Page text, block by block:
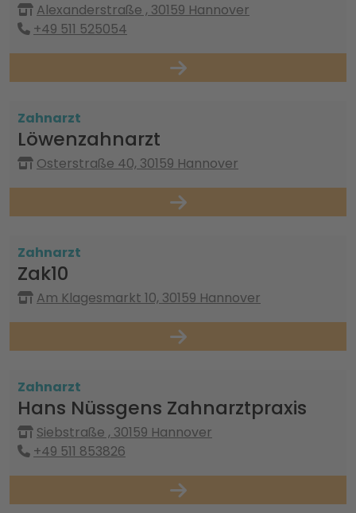
Alexanderstraße , 30159 Hannover
+49 511 525054
Zahnarzt
Löwenzahnarzt
Osterstraße 40, 30159 Hannover
Zahnarzt
Zak10
Am Klagesmarkt 10, 30159 Hannover
Zahnarzt
Hans Nüssgens Zahnarztpraxis
Siebstraße , 30159 Hannover
+49 511 853826